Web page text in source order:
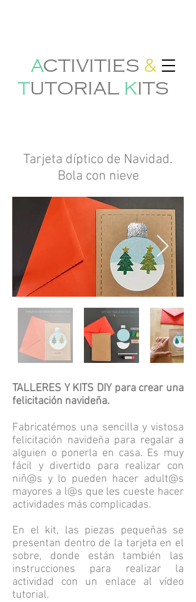
ACTIVITIES &
TUTORIAL KITS
Tarjeta díptico de Navidad.
Bola con nieve
TALLERES Y KITS DIY para crear una
felicitación navideña.
Fabricatémos una sencilla y vistosa
felicitación navideña para regalar a
alguien o ponerla en casa. Es muy
fácil y divertido para realizar con
niñ@s y lo pueden hacer adult@s
mayores a l@s que les cueste hacer
actividades más complicadas.
En el kit, las piezas pequeñas se
presentan dentro de la tarjeta en el
sobre, donde están también las
instrucciones para realizar la
actividad con un enlace al vídeo
tutorial.